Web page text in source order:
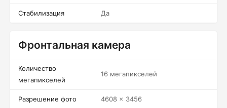
Стабилизация Да
Фронтальная камера
Количество
мегапикселей
16 мегапикселей
Разрешение фото 4608 x 3456